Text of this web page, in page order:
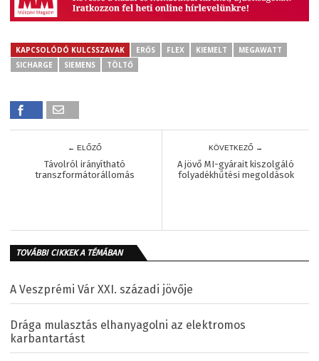
KAPCSOLÓDÓ KULCSSZAVAK ERŐS FLEX KIEMELT
MEGAWATT
SICHARGE
SIEMENS TÖLTŐ
← ELŐZŐ
Távolról irányítható
transzformátorállomás
KÖVETKEZŐ →
A jövő MI-gyárait kiszolgáló
folyadékhűtési megoldások
TOVÁBBI CIKKEK A TÉMÁBAN
A Veszprémi Vár XXI. századi jövője
Drága mulasztás elhanyagolni az elektromos
karbantartást